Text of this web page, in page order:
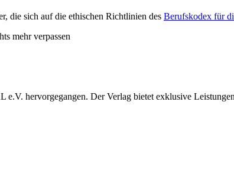
die sich auf die ethischen Richtlinien des Berufskodex für
mehr verpassen
hervorgegangen. Der Verlag bietet exklusive